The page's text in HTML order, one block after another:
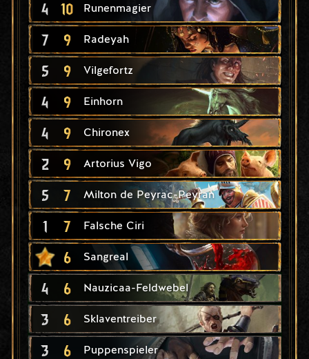
4 10 Runenmagier
7 9 Radeyah
5 9 Vilgefortz
4 9 Einhorn
4 9 Chironex
2 9 Artorius Vigo
5 7 Milton de Peyrac-Peyran
1 7 Falsche Ciri
6 Sangreal
4 6 Nauzicaa-Feldwebel
3 6 Sklaventreiber
3 6 Puppenspieler